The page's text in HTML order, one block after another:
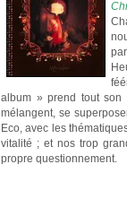
album » prend tout son
mélangent, se
Eco, avec les
vitalité ; et nos trop
propre questionnement.